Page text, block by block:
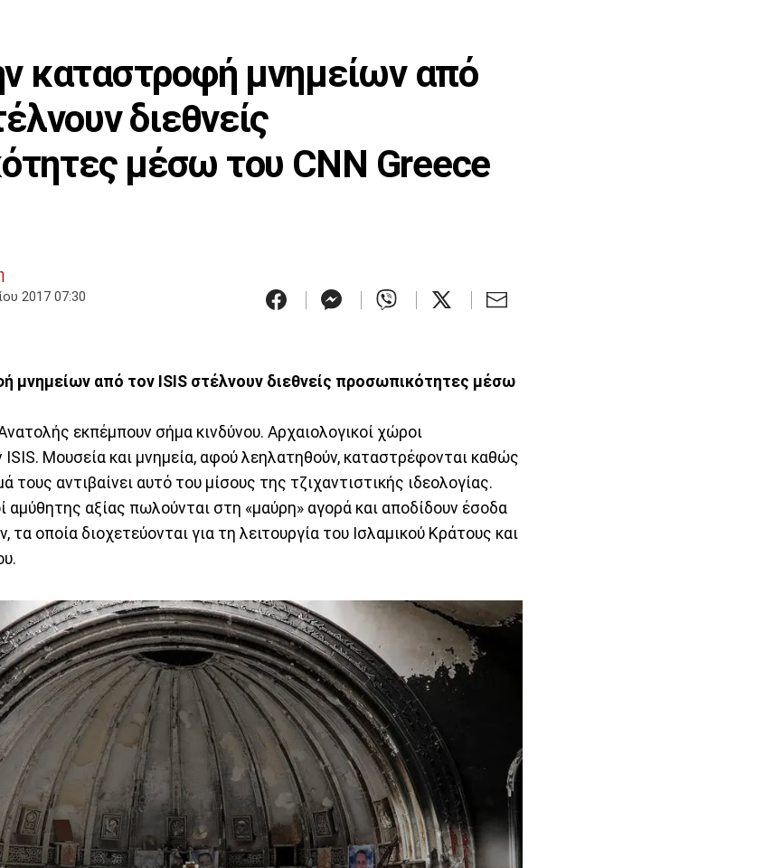
καταστροφή μνημείων από
διεθνείς
μέσω του CNN Greece
2017 07:30
μνημείων από τον ISIS στέλνουν διεθνείς προσωπικότητες μέσω
εκπέμπουν σήμα κινδύνου. Αρχαιολογικοί χώροι
Μουσεία και μνημεία, αφού λεηλατηθούν, καταστρέφονται καθώς
τους αντιβαίνει αυτό του μίσους της τζιχαντιστικής ιδεολογίας.
αμύθητης αξίας πωλούνται στη «μαύρη» αγορά και αποδίδουν έσοδα
τα οποία διοχετεύονται για τη λειτουργία του Ισλαμικού Κράτους και